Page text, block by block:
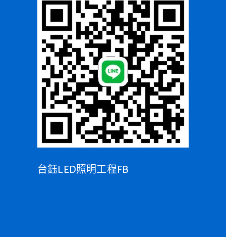
台鈺LED照明工程FB